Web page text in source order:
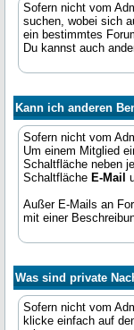
Sofern nicht vom
suchen, wobei sich
ein bestimmtes
Du kannst auch
Kann ich anderen
Sofern nicht vom
Um einem Mitglied
Schaltfläche neben
Schaltfläche E-Mail
Außer E-Mails an
mit einer
Was sind private
Sofern nicht vom
klicke einfach auf